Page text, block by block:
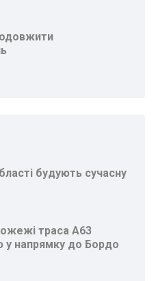
будують сучасну
траса A63
у напрямку до Бордо